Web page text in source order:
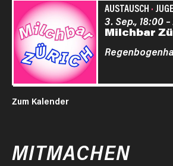
AUSTAUSCH ·
Milchbar
3. Sep., 18:00–
Zum Kalender
MITMACHEN